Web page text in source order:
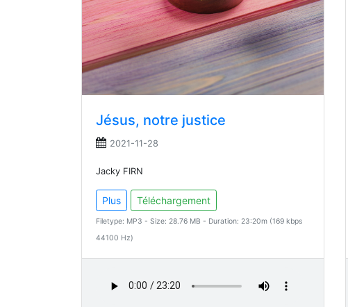
Jésus, notre justice
2021-11-28
Jacky FIRN
Plus Téléchargement
Filetype: MP3 - Size: 28.76 MB - Duration: 23:20m (169 kbps
44100 Hz)